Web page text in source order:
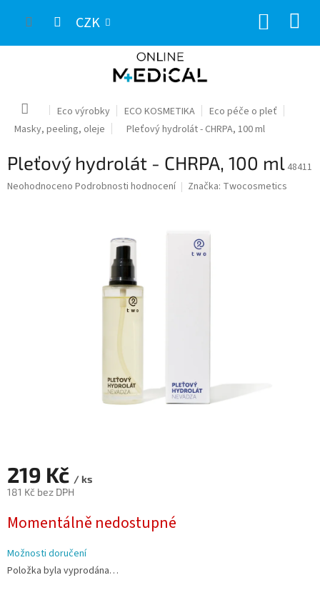
CZK
Domů Eco výrobky ECO KOSMETIKA
Eco péče o pleť
Masky, peeling, oleje
Pleťový hydrolát - CHRPA, 100 ml
Pleťový hydrolát - CHRPA, 100 ml 48411
Průměrné
Neohodnoceno Podrobnosti hodnocení Značka: Twocosmetics
219 Kč / ks
181 Kč bez DPH
cena:
Momentálně nedostupné
Možnosti doručení
Položka byla vyprodána…